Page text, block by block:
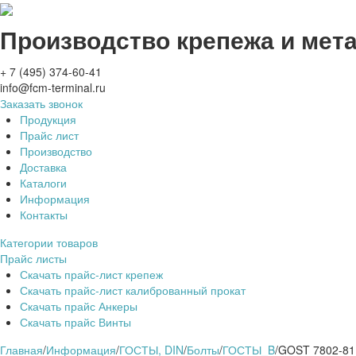
Производство крепежа и
+ 7 (495) 374-60-41
info@fcm-terminal.ru
Заказать звонок
Продукция
Прайс лист
Производство
Доставка
Каталоги
Информация
Контакты
Категории товаров
Прайс листы
Скачать прайс-лист крепеж
Скачать прайс-лист калиброванный прокат
Скачать прайс Анкеры
Скачать прайс Винты
Главная/Информация/ГОСТЫ, DIN/Болты/ГОСТЫ_B/GOST 7802-81